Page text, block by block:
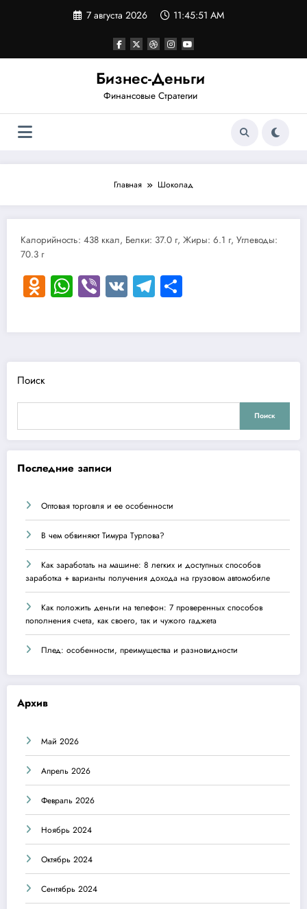
7 августа 2026 11:45:51 AM
Бизнес-Деньги
Финансовые Стратегии
Главная Шоколад
Калорийность: 438 ккал, Белки: 37.0 г, Жиры: 6.1 г, Углеводы:
70.3 г
Odnoklassniki
WhatsApp
Viber
VKTelegram
Поиск
Поиск
Последние записи
Оптовая торговля и ее особенности
В чем обвиняют Тимура Турлова?
Как заработать на машине: 8 легких и доступных способов
заработка + варианты получения дохода на грузовом автомобиле
Как положить деньги на телефон: 7 проверенных способов
пополнения счета, как своего, так и чужого гаджета
Плед: особенности, преимущества и разновидности
Архив
Май 2026
Апрель 2026
Февраль 2026
Ноябрь 2024
Октябрь 2024
Сентябрь 2024